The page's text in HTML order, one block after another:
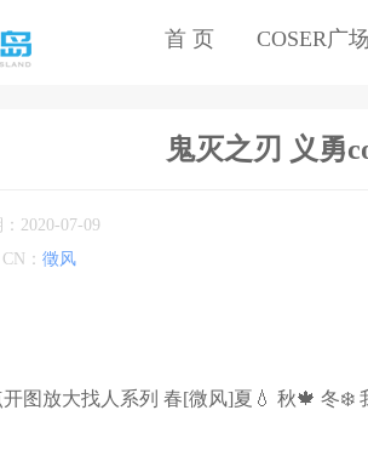
首 页 COSER广
鬼灭之刃 义勇
2020-07-09
CN： 徵风
开图放大找人系列 春[微风]夏💧 秋🍁